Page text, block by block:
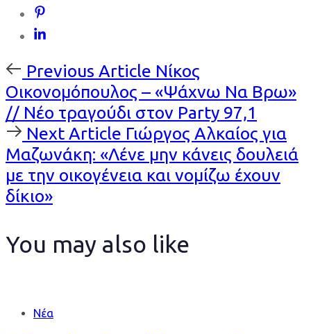
Previous
Article
Previous Article Νίκος
Οικονομόπουλος – «Ψάχνω Να Βρω»
// Νέο τραγούδι στον Party 97,1
Next
Article
Next Article Γιώργος Αλκαίος για
Μαζωνάκη: «Λένε μην κάνεις δουλειά
με την οικογένεια και νομίζω έχουν
δίκιο»
You may also like
Νέα